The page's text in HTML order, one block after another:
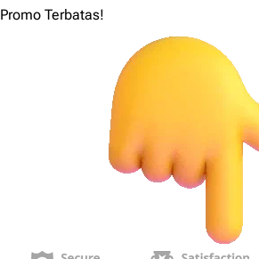
Promo Terbatas!